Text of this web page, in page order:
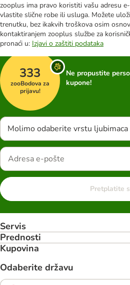
zooplus ima pravo koristiti vašu adresu
vlastite slične robe ili usluga. Možete
trenutku, bez ikakvih troškova osim
kontaktiranjem zooplus službe za
pronaći u: Izjavi o zaštiti podataka
333
zooBodova za
prijavu!
Ne propustite
kupone!
Molimo odaberite vrstu ljubimaca
Pretplatite
Servis
Prednosti
Kupovina
Odaberite državu